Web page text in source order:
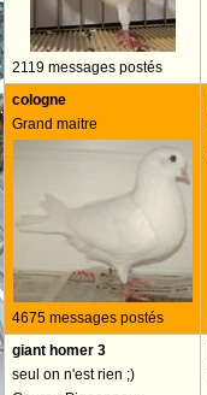
2119 messages postés
cologne
Grand maitre
4675 messages postés
giant homer 3
seul on n'est rien ;)